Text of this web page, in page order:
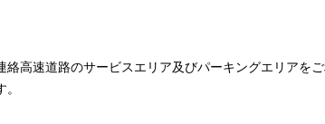
高速道路のサービスエリア及びパーキングエリアを